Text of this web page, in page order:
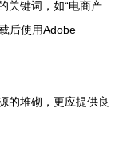
关键词，如“电商产
后使用Adobe
的堆砌，更应提供良